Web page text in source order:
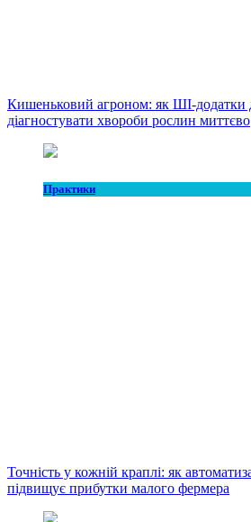
Кишеньковий агроном: як ШІ-додатки
діагностувати хвороби рослин миттєво
Практики
Точність у кожній краплі: як
підвищує прибутки малого фермера